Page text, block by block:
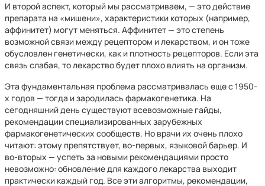
И второй аспект, который мы рассматриваем, — это действие
препарата на «мишени», характеристики которых (например,
аффинитет) могут меняться. Аффинитет — это степень
возможной связи между рецептором и лекарством, и он тоже
обусловлен генетически, как и плотность рецепторов. Если эта
связь слабая, то лекарство будет плохо влиять на организм.
Эта фундаментальная проблема рассматривалась еще с 1950-
х годов — тогда и зародилась фармакогенетика. На
сегодняшний день существуют всевозможные гайды,
рекомендации специализированных зарубежных
фармакогенетических сообществ. Но врачи их очень плохо
читают: этому препятствует, во-первых, языковой барьер. И
во-вторых — успеть за новыми рекомендациями просто
невозможно: обновление для каждого лекарства выходит
практически каждый год. Все эти алгоритмы, рекомендации,